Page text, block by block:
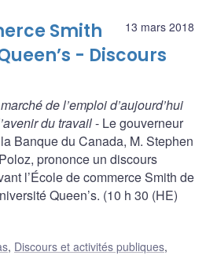
13 mars 2018
Smith
- Discours
de l’emploi d’aujourd’hui
du travail- Le gouverneur
Banque du Canada, M. Stephen
prononce un discours
l’École de commerce Smith de
Queen’s. (10 h 30 (HE)
, Discours et activités publiques,